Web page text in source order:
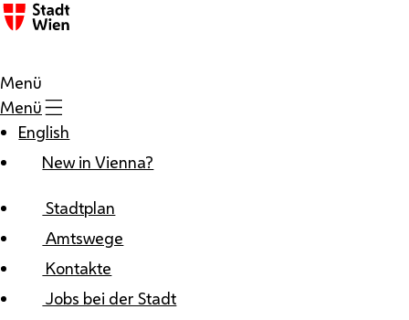
Zum Inhalt
Menü
Menü
English
New in Vienna?
Stadtplan
Amtswege
Kontakte
Jobs bei der Stadt